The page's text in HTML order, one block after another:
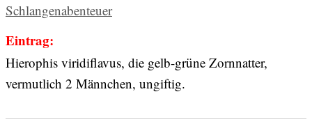
Schlangenabenteuer
Eintrag:
Hierophis viridiflavus, die gelb-grüne Zornnatter,
vermutlich 2 Männchen, ungiftig.